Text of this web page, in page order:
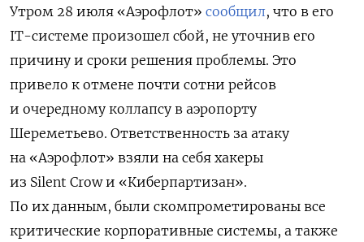
Утром 28 июля «Аэрофлот» сообщил, что в его
IT-системе произошел сбой, не уточнив его
причину и сроки решения проблемы. Это
привело к отмене почти сотни рейсов
и очередному коллапсу в аэропорту
Шереметьево. Ответственность за атаку
на «Аэрофлот» взяли на себя хакеры
из Silent Crow и «Киберпартизан».
По их данным, были скомпрометированы все
критические корпоративные системы, а также